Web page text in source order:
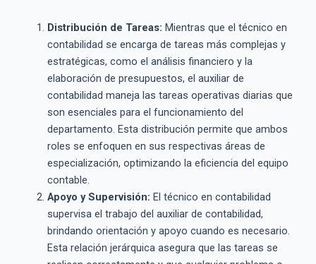
Distribución de Tareas: Mientras que el técnico en
contabilidad se encarga de tareas más complejas y
estratégicas, como el análisis financiero y la
elaboración de presupuestos, el auxiliar de
contabilidad maneja las tareas operativas diarias que
son esenciales para el funcionamiento del
departamento. Esta distribución permite que ambos
roles se enfoquen en sus respectivas áreas de
especialización, optimizando la eficiencia del equipo
contable.
Apoyo y Supervisión: El técnico en contabilidad
supervisa el trabajo del auxiliar de contabilidad,
brindando orientación y apoyo cuando es necesario.
Esta relación jerárquica asegura que las tareas se